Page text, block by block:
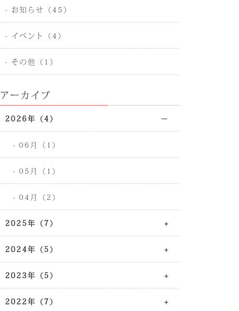
- お知らせ（45）
- イベント（4）
- その他（1）
アーカイブ
2026年（4）
- 06月（1）
- 05月（1）
- 04月（2）
2025年（7）
2024年（5）
2023年（5）
2022年（7）